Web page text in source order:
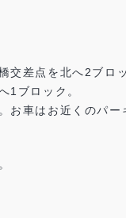
交差点を北へ2ブロ
1ブロック。
お車はお近くのパー